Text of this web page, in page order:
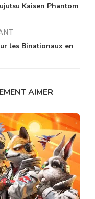
Kaisen Phantom
les Binationaux en
AIMER